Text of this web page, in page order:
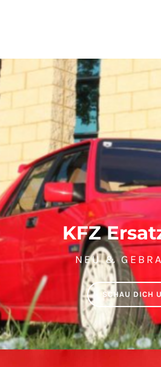
KFZ
NEU &
SCHAU DICH